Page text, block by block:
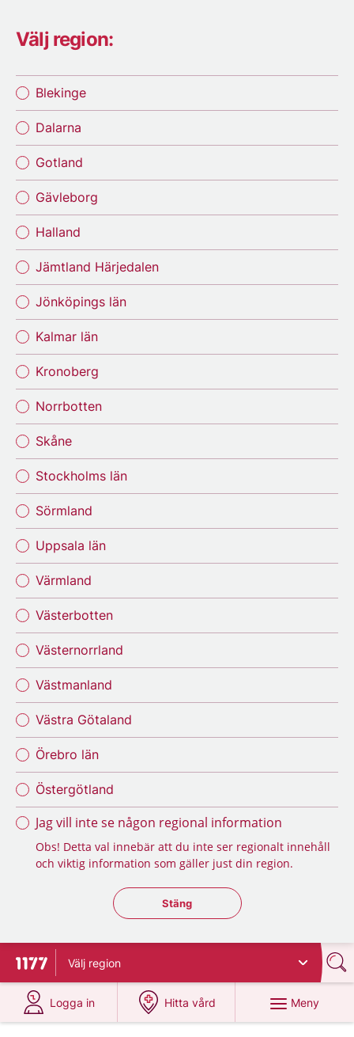
Välj region:
Blekinge
Dalarna
Gotland
Gävleborg
Halland
Jämtland Härjedalen
Jönköpings län
Kalmar län
Kronoberg
Norrbotten
Skåne
Stockholms län
Sörmland
Uppsala län
Värmland
Västerbotten
Västernorrland
Västmanland
Västra Götaland
Örebro län
Östergötland
Jag vill inte se någon regional information
Obs! Detta val innebär att du inte ser regionalt innehåll
och viktig information som gäller just din region.
Stäng regionsväljaren
Stäng
Till startsidan för 1177
Välj region
Logga in
på 1177.se
Hitta vård
på 1177.se
Meny